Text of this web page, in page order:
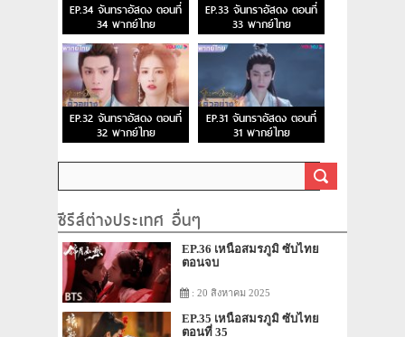
EP.34 จันทราอัสดง ตอนที่
34 พากย์ไทย
EP.33 จันทราอัสดง ตอนที่
33 พากย์ไทย
EP.32 จันทราอัสดง ตอนที่
32 พากย์ไทย
EP.31 จันทราอัสดง ตอนที่
31 พากย์ไทย
ซีรีส์ต่างประเทศ อื่นๆ
EP.36 เหนือสมรภูมิ ซับไทย
ตอนจบ
: 20 สิงหาคม 2025
EP.35 เหนือสมรภูมิ ซับไทย
ตอนที่ 35